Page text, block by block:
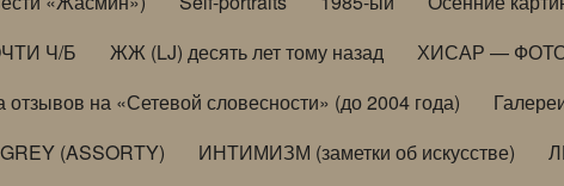
Ч/Б ЖЖ (LJ) десять лет тому назад
ХИСАР —
отзывов на «Сетевой словесности» (до 2004 года)
(ASSORTY) ИНТИМИЗМ (заметки об искусстве)